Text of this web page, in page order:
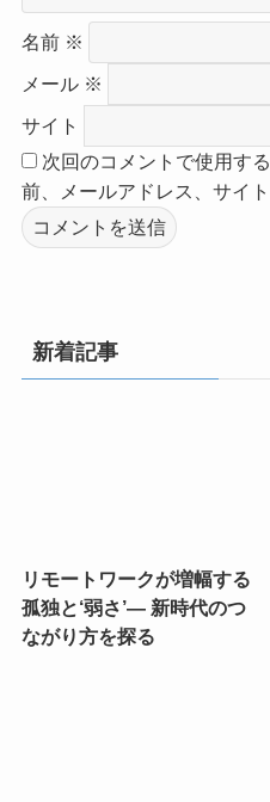
名前 ※
メール ※
サイト
次回のコメントで使用す
前、メールアドレス、サイト
新着記事
リモートワークが増幅する
孤独と‘弱さ’— 新時代のつ
ながり方を探る